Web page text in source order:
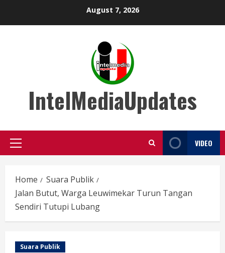
August 7, 2026
IntelMediaUpdates
Primary
VIDEO
Home
Suara Publik
Jalan Butut, Warga Leuwimekar Turun Tangan
Sendiri Tutupi Lubang
Suara Publik